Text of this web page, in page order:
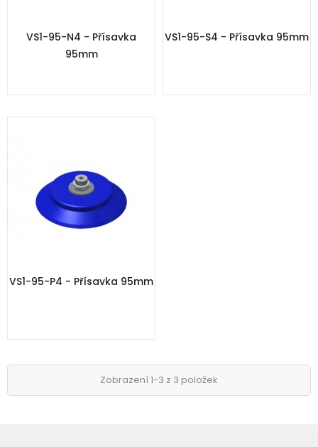
VS1-95-N4 - Přísavka
95mm
VS1-95-S4 - Přísavka 95mm
VS1-95-P4 - Přísavka 95mm
Zobrazení 1-3 z 3 položek